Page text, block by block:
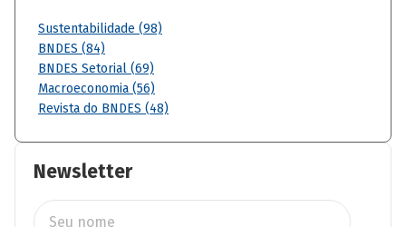
Sustentabilidade (98)
BNDES (84)
BNDES Setorial (69)
Macroeconomia (56)
Revista do BNDES (48)
Newsletter